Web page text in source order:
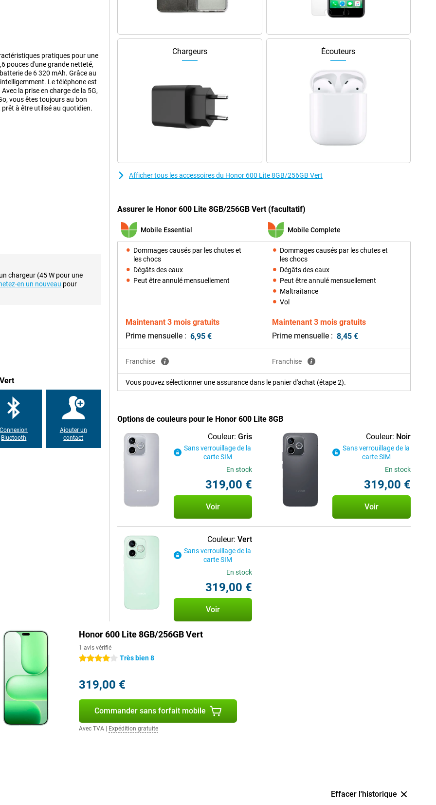
pratiques pour une
pouces d'une grande netteté,
de 6 320 mAh. Grâce au
Le téléphone est
la prise en charge de la 5G,
vous êtes toujours au bon
à être utilisé au quotidien.
de 2 600 x 1 200 pixels
fonctionnement fluide.
sans effort d'une
ou que vous travailliez, ce
de prendre des photos
chaque instant comme vous
Elle vous permettra de tenir
vidéos en streaming, jouez à
batterie. Toujours à court
rapidement. En peu de
d'une grande capacité et d'une
quotidienne.
préférées. Cela permet de
présente, ce qui est pratique
et d'eSIM, vous bénéficiez
un son stéréo à 300 %, vous
ou écoutez de la musique.
qui vous permet de lire vos
à des performances rapides,
chargeur (45 W pour une
en un nouveau pour
Connexion
Bluetooth
Ajouter un
contact
Chargeurs Écouteurs
Afficher tous les accessoires du Honor 600 Lite 8GB/256GB Vert
Assurer le Honor 600 Lite 8GB/256GB Vert (facultatif)
Mobile Essential
Dommages causés par les chutes et
les chocs
Dégâts des eaux
Peut être annulé mensuellement
Maintenant 3 mois gratuits
Prime mensuelle : 6,95 €
Franchise
Mobile Complete
Dommages causés par les chutes et
les chocs
Dégâts des eaux
Peut être annulé mensuellement
Maltraitance
Vol
Maintenant 3 mois gratuits
Prime mensuelle : 8,45 €
Franchise
Vous pouvez sélectionner une assurance dans le panier d'achat (étape 2).
Options de couleurs pour le Honor 600 Lite 8GB
Couleur: Gris
Sans verrouillage de la
carte SIM
En stock
319,00 €
Voir
Couleur: Noir
Sans verrouillage de la
carte SIM
En stock
319,00 €
Voir
Couleur: Vert
Sans verrouillage de la
carte SIM
En stock
319,00 €
Voir
Honor 600 Lite 8GB/256GB Vert
1 avis vérifié
4 étoilesTrès bien 8
319,00 €
Commander sans forfait mobile
Avec TVA| Expédition gratuite
Effacer l'historique